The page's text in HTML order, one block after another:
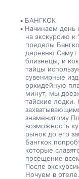
БАНГКОК
Начинаем день
на экскурсию к
пределы
деревню Самут
близнецы, и
тайцы
сувенирные
орхидейную
минут, мы
тайские
знаменитому
возможность
рынок до его
Бангкок
которые
посещение
После
Ночуем в отеле.